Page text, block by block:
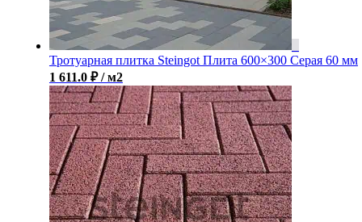
Тротуарная плитка Steingot Плита 600×300 Серая 60 мм
1 611.0 ₽ / м2